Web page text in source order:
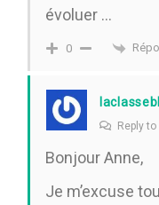
évoluer …
0
Reply to
Bonjour Anne,
Je m’excuse